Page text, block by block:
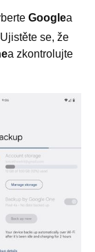
Googlea
se, že
a zkontrolujte